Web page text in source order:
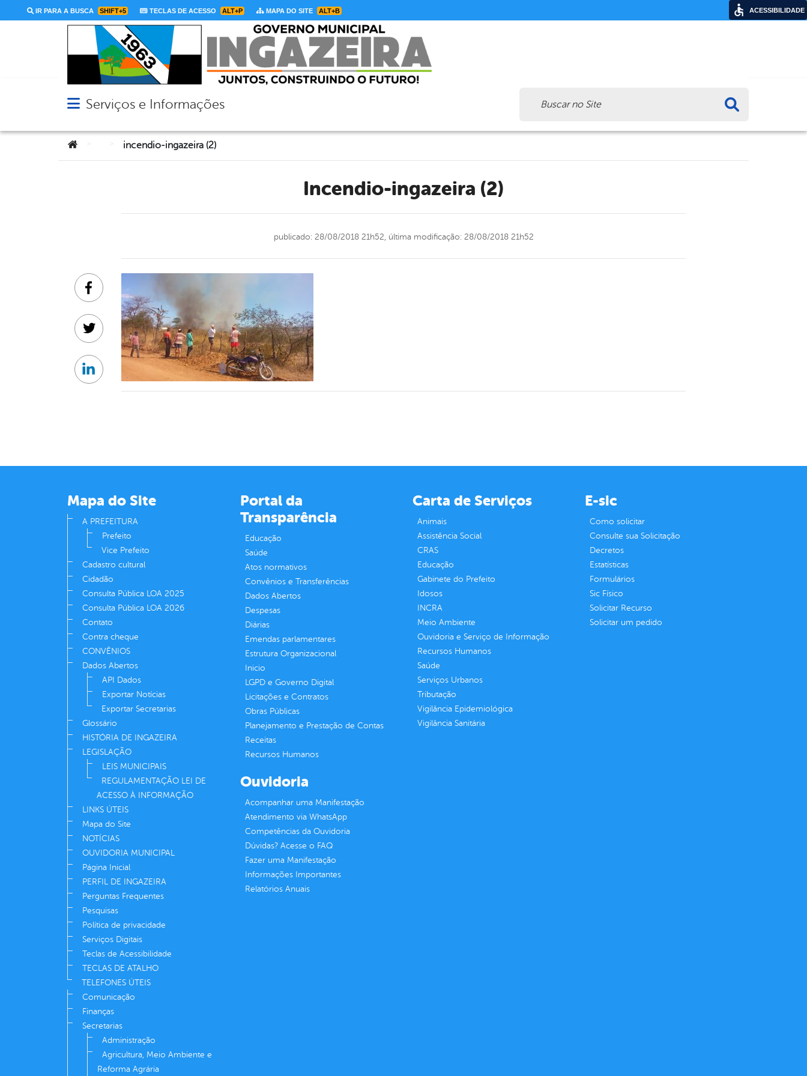
IR PARA A BUSCA SHIFT+5 TECLAS DE ACESSO ALT+P MAPA DO SITE ALT+B
Abrir menu principal de navegação
Serviços e Informações
Você está aqui:incendio-ingazeira (2)
incendio-ingazeira (2)
publicado: 28/08/2018 21h52, última modificação: 28/08/2018 21h52
Facebook
Twitter
Linkedin
Mapa do Site
A PREFEITURA
Prefeito
Vice Prefeito
Cadastro cultural
Cidadão
Consulta Pública LOA 2025
Consulta Pública LOA 2026
Contato
Contra cheque
CONVÊNIOS
Dados Abertos
API Dados
Exportar Notícias
Exportar Secretarias
Glossário
HISTÓRIA DE INGAZEIRA
LEGISLAÇÃO
LEIS MUNICIPAIS
REGULAMENTAÇÃO LEI DE
ACESSO À INFORMAÇÃO
LINKS ÚTEIS
Mapa do Site
NOTÍCIAS
OUVIDORIA MUNICIPAL
Página Inicial
PERFIL DE INGAZEIRA
Perguntas Frequentes
Pesquisas
Política de privacidade
Serviços Digitais
Teclas de Acessibilidade
TECLAS DE ATALHO
TELEFONES ÚTEIS
Comunicação
Finanças
Secretarias
Administração
Agricultura, Meio Ambiente e
Reforma Agrária
Portal da
Transparência
Educação
Saúde
Atos normativos
Convênios e Transferências
Dados Abertos
Despesas
Diárias
Emendas parlamentares
Estrutura Organizacional
Inicio
LGPD e Governo Digital
Licitações e Contratos
Obras Públicas
Planejamento e Prestação de Contas
Receitas
Recursos Humanos
Carta de Serviços
Animais
Assistência Social
CRAS
Educação
Gabinete do Prefeito
Idosos
INCRA
Meio Ambiente
Ouvidoria e Serviço de Informação
Recursos Humanos
Saúde
Serviços Urbanos
Tributação
Vigilância Epidemiológica
Vigilância Sanitária
E-sic
Como solicitar
Consulte sua Solicitação
Decretos
Estatísticas
Formulários
Sic Físico
Solicitar Recurso
Solicitar um pedido
Ouvidoria
Acompanhar uma Manifestação
Atendimento via WhatsApp
Competências da Ouvidoria
Dúvidas? Acesse o FAQ
Fazer uma Manifestação
Informações Importantes
Relatórios Anuais
ACESSIBILIDADE